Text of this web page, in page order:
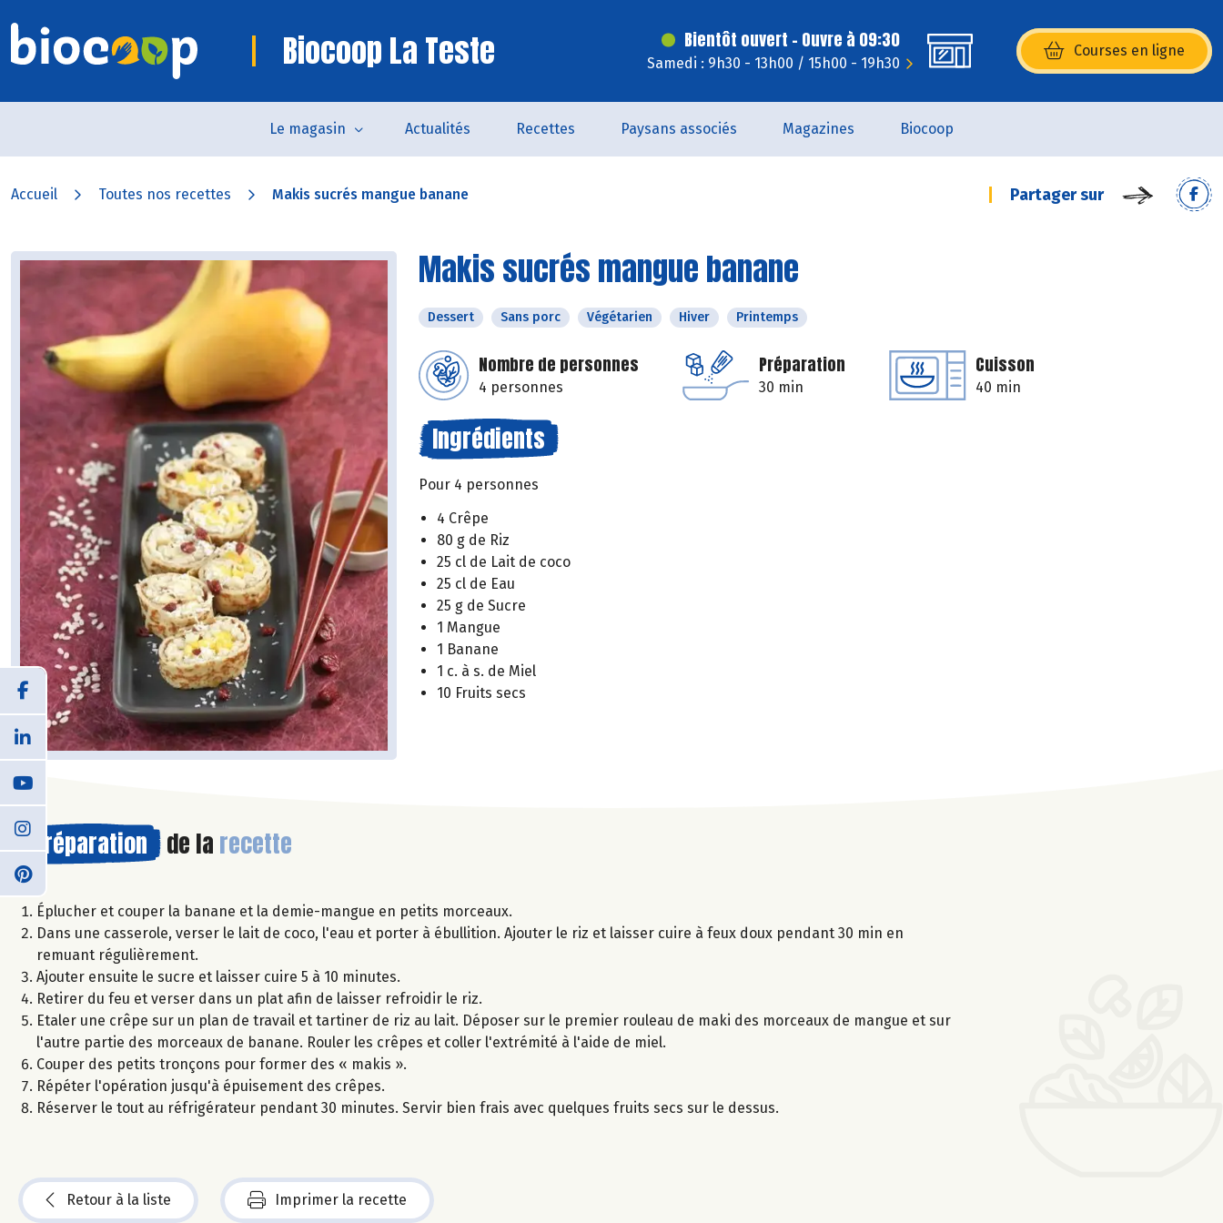
Biocoop La Teste Bientôt ouvert - Ouvre à 09:30
Samedi : 9h30 - 13h00 / 15h00 - 19h30
Courses en ligne
(s’ouvre dans une nouvelle
Le magasin Actualités Recettes Paysans associés Magazines Biocoop
Accueil Toutes nos recettes Makis sucrés mangue banane Partager sur
Makis sucrés mangue banane
Dessert Sans porc Végétarien Hiver Printemps
Nombre de personnes
4 personnes
Préparation
30 min
Cuisson
40 min
Ingrédients
Pour 4 personnes
4 Crêpe
80 g de Riz
25 cl de Lait de coco
25 cl de Eau
25 g de Sucre
1 Mangue
1 Banane
1 c. à s. de Miel
10 Fruits secs
Préparation de la recette
Éplucher et couper la banane et la demie-mangue en petits morceaux.
Dans une casserole, verser le lait de coco, l'eau et porter à ébullition. Ajouter le riz et laisser cuire à feux doux pendant 30 min en
remuant régulièrement.
Ajouter ensuite le sucre et laisser cuire 5 à 10 minutes.
Retirer du feu et verser dans un plat afin de laisser refroidir le riz.
Etaler une crêpe sur un plan de travail et tartiner de riz au lait. Déposer sur le premier rouleau de maki des morceaux de mangue et sur
l'autre partie des morceaux de banane. Rouler les crêpes et coller l'extrémité à l'aide de miel.
Couper des petits tronçons pour former des « makis ».
Répéter l'opération jusqu'à épuisement des crêpes.
Réserver le tout au réfrigérateur pendant 30 minutes. Servir bien frais avec quelques fruits secs sur le dessus.
Retour à la liste Imprimer la recette